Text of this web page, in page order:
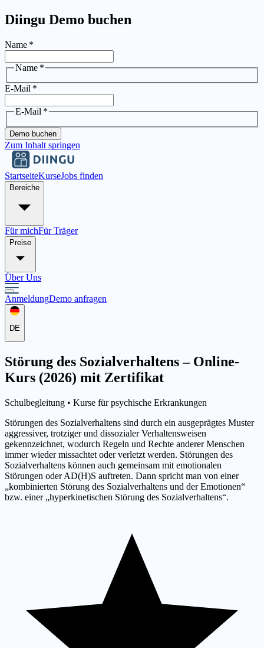
Diingu Demo buchen
Name *
Name *
E-Mail *
E-Mail *
Demo buchen
Zum Inhalt springen
StartseiteKurseJobs finden
Bereiche
Für michFür Träger
Preise
Über Uns
AnmeldungDemo anfragen
DE
Störung des Sozialverhaltens – Online-
Kurs (2026) mit Zertifikat
Schulbegleitung • Kurse für psychische Erkrankungen
Störungen des Sozialverhaltens sind durch ein ausgeprägtes Muster
aggressiver, trotziger und dissozialer Verhaltensweisen
gekennzeichnet, wodurch Regeln und Rechte anderer Menschen
immer wieder missachtet oder verletzt werden. Störungen des
Sozialverhaltens können auch gemeinsam mit emotionalen
Störungen oder AD(H)S auftreten. Dann spricht man von einer
„kombinierten Störung des Sozialverhaltens und der Emotionen“
bzw. einer „hyperkinetischen Störung des Sozialverhaltens“.